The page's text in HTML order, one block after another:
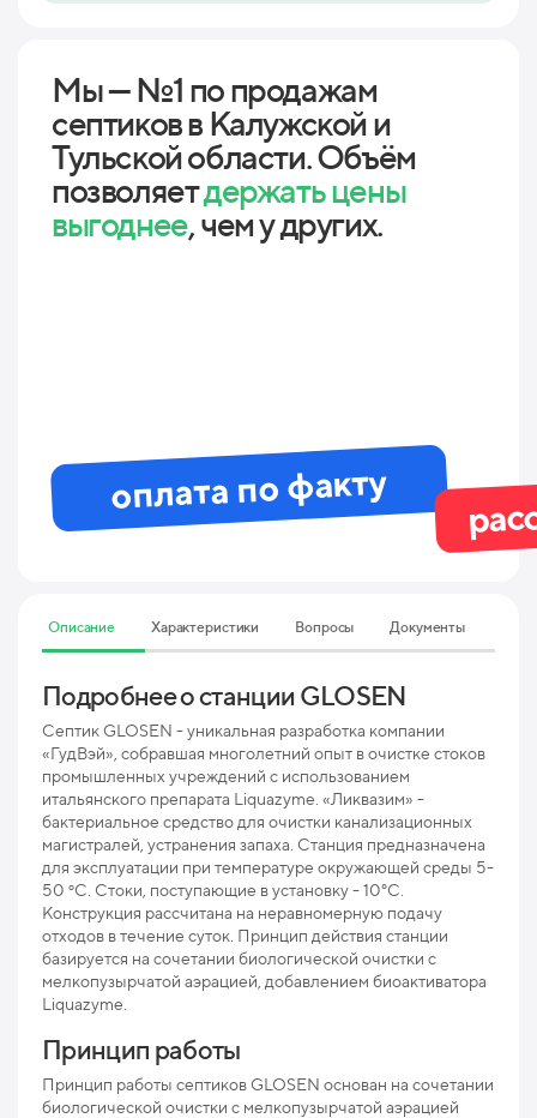
Мы — №1 по продажам
септиков в Калужской и
Тульской области. Объём
позволяетдержать цены
выгоднее, чем у других.
оплата по факту
Описание Характеристики Вопросы Документы
Подробнее о станции GLOSEN
Септик GLOSEN - уникальная разработка компании
«ГудВэй», собравшая многолетний опыт в очистке стоков
промышленных учреждений с использованием
итальянского препарата Liquazyme. «Ликвазим» -
бактериальное средство для очистки канализационных
магистралей, устранения запаха. Станция предназначена
для эксплуатации при температуре окружающей среды 5-
50 ºС. Стоки, поступающие в установку - 10°С.
Конструкция рассчитана на неравномерную подачу
отходов в течение суток. Принцип действия станции
базируется на сочетании биологической очистки с
мелкопузырчатой аэрацией, добавлением биоактиватора
Liquazyme.
Принцип работы
Принцип работы септиков GLOSEN основан на сочетании
биологической очистки с мелкопузырчатой аэрацией